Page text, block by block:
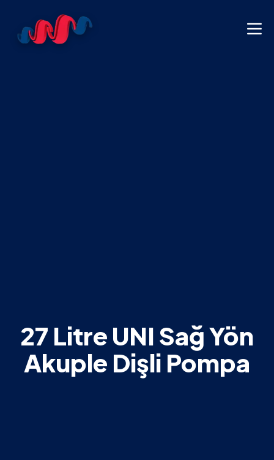
27 Litre UNI Sağ Yön
Akuple Dişli Pompa